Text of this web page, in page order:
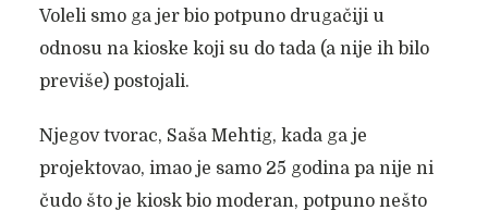
Voleli smo ga jer bio potpuno drugačiji u
odnosu na kioske koji su do tada (a nije ih bilo
previše) postojali.
Njegov tvorac, Saša Mehtig, kada ga je
projektovao, imao je samo 25 godina pa nije ni
čudo što je kiosk bio moderan, potpuno nešto